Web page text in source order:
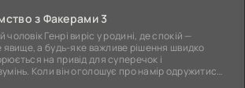
з Факерами 3
Генрі виріс у родині, де спокій —
явище, а будь-яке важливе рішення швидко
на привід для суперечок і
Коли він оголошує про намір одружитися,